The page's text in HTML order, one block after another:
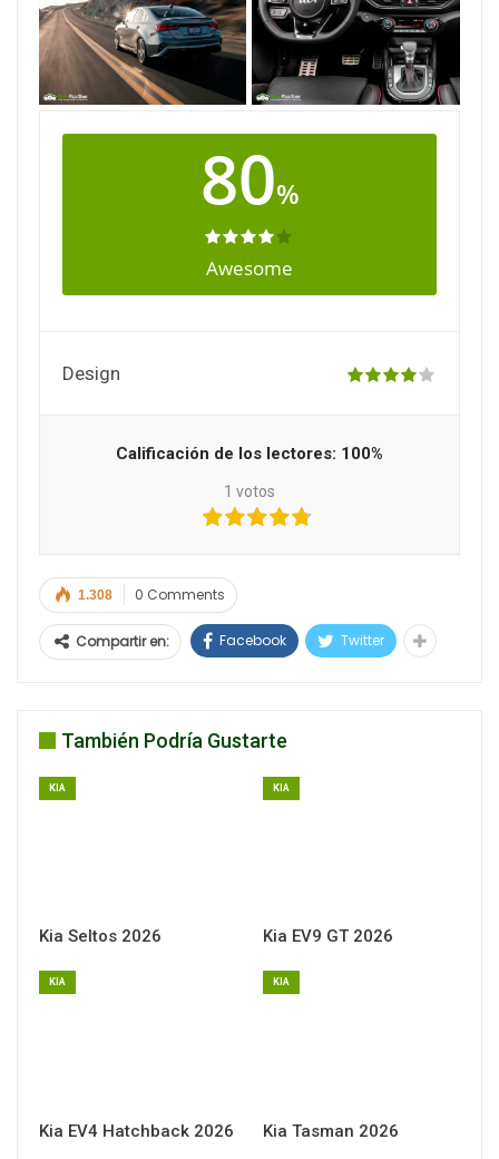
80%
Awesome
Design
Calificación de los lectores: 100%
1 votos
0 Comments
1.308
Compartir en: Facebook Twitter
También Podría Gustarte
KIA
Kia Seltos 2026
KIA
Kia EV9 GT 2026
KIA
Kia EV4 Hatchback 2026
KIA
Kia Tasman 2026